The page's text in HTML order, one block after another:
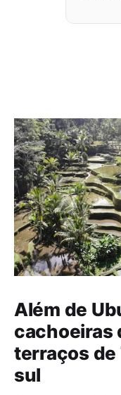
Além de
cachoeiras
terraços de
sul